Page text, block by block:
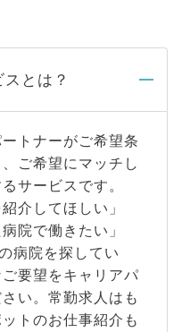
とは？
トナーがご希望条
ご希望にマッチし
サービスです。
介してほしい」
院で働きたい」
病院を探してい
要望をキャリアパ
い。常勤求人はも
トのお仕事紹介も